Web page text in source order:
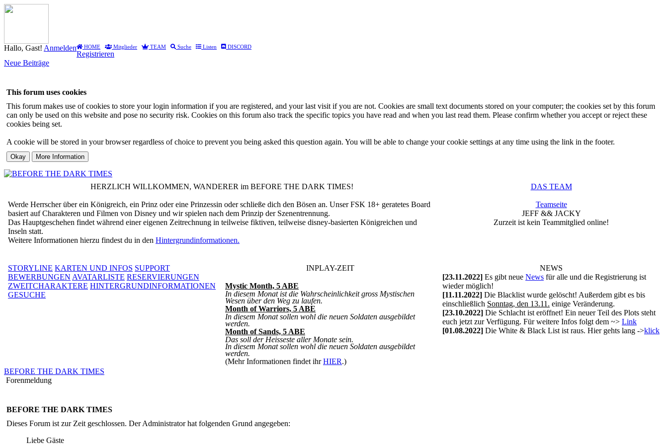
Hallo, Gast! Anmelden HOME Mitglieder TEAM Suche Listen DISCORD
Registrieren
Neue Beiträge
This forum uses cookies
This forum makes use of cookies to store your login information if you are registered, and your last visit if you are not. Cookies are small text documents stored on your computer; the cookies set by this forum
can only be used on this website and pose no security risk. Cookies on this forum also track the specific topics you have read and when you last read them. Please confirm whether you accept or reject these
cookies being set.
A cookie will be stored in your browser regardless of choice to prevent you being asked this question again. You will be able to change your cookie settings at any time using the link in the footer.
HERZLICH WILLKOMMEN, WANDERER im BEFORE THE DARK TIMES!
Werde Herrscher über ein Königreich, ein Prinz oder eine Prinzessin oder schließe dich den Bösen an. Unser FSK 18+ geratetes Board
basiert auf Charakteren und Filmen von Disney und wir spielen nach dem Prinzip der Szenentrennung.
Das Hauptgeschehen findet während einer eigenen Zeitrechnung in teilweise fiktiven, teilweise disney-basierten Königreichen und
Inseln statt.
Weitere Informationen hierzu findest du in den Hintergrundinformationen.
DAS TEAM
Teamseite
JEFF && JACKY
Zurzeit ist kein Teammitglied online!
STORYLINE KARTEN UND INFOS SUPPORT
BEWERBUNGEN AVATARLISTE RESERVIERUNGEN
ZWEITCHARAKTERE HINTERGRUNDINFORMATIONEN
GESUCHE
INPLAY-ZEIT
Mystic Month, 5 ABE
In diesem Monat ist die Wahrscheinlichkeit gross Mystischen
Wesen über den Weg zu laufen.
Month of Warriors, 5 ABE
In diesem Monat sollen wohl die neuen Soldaten ausgebildet
werden.
Month of Sands, 5 ABE
Das soll der Heisseste aller Monate sein.
In diesem Monat sollen wohl die neuen Soldaten ausgebildet
werden.
(Mehr Informationen findet ihrHIER.)
NEWS
[23.11.2022] Es gibt neue News für alle und die Registrierung ist
wieder möglich!
[11.11.2022] Die Blacklist wurde gelöscht! Außerdem gibt es bis
einschließlich Sonntag, den 13.11. einige Veränderung.
[23.10.2022] Die Schlacht ist eröffnet! Ein neuer Teil des Plots steht
euch jetzt zur Verfügung. Für weitere Infos folgt dem ~> Link
[01.08.2022] Die White & Black List ist raus. Hier gehts lang ->klick
BEFORE THE DARK TIMES
Forenmeldung
BEFORE THE DARK TIMES
Dieses Forum ist zur Zeit geschlossen. Der Administrator hat folgenden Grund angegeben:
Liebe Gäste